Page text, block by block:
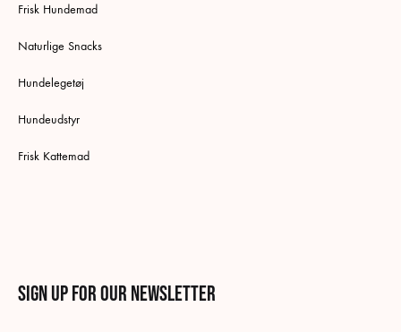
Frisk Hundemad
Naturlige Snacks
Hundelegetøj
Hundeudstyr
Frisk Kattemad
Sign up for our newsletterEnglish